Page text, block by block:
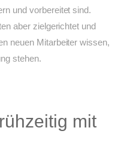
und vorbereitet sind.
aber zielgerichtet und
neuen Mitarbeiter wissen,
stehen.
mit